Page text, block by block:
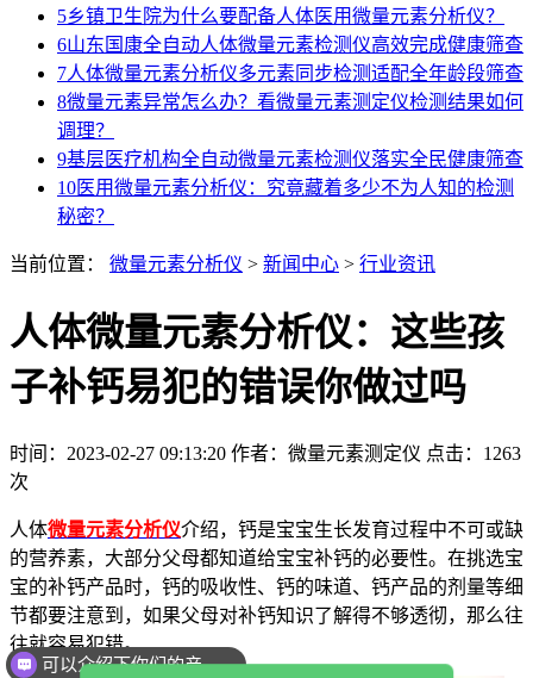
5乡镇卫生院为什么要配备人体医用微量元素分析仪？
6山东国康全自动人体微量元素检测仪高效完成健康筛查
7人体微量元素分析仪多元素同步检测适配全年龄段筛查
8微量元素异常怎么办？看微量元素测定仪检测结果如何
调理？
9基层医疗机构全自动微量元素检测仪落实全民健康筛查
10医用微量元素分析仪：究竟藏着多少不为人知的检测
秘密？
当前位置： 微量元素分析仪 > 新闻中心 > 行业资讯
人体微量元素分析仪：这些孩
子补钙易犯的错误你做过吗
时间：2023-02-27 09:13:20 作者：微量元素测定仪 点击： 1263
次
人体微量元素分析仪介绍，钙是宝宝生长发育过程中不可或缺
的营养素，大部分父母都知道给宝宝补钙的必要性。在挑选宝
宝的补钙产品时，钙的吸收性、钙的味道、钙产品的剂量等细
节都要注意到，如果父母对补钙知识了解得不够透彻，那么往
往就容易犯错。
可以介绍下你们的产品么